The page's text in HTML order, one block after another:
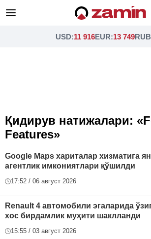
USD:11 916EUR:13 749RUB
Қидирув натижалари:
Features»
Google Maps хариталар хизматига
агентлик имкониятлари қўшилди
17:52 / 06 август 2026
Renault 4 автомобили эгаларида
хос бирдамлик муҳити шаклланди
15:55 / 03 август 2026